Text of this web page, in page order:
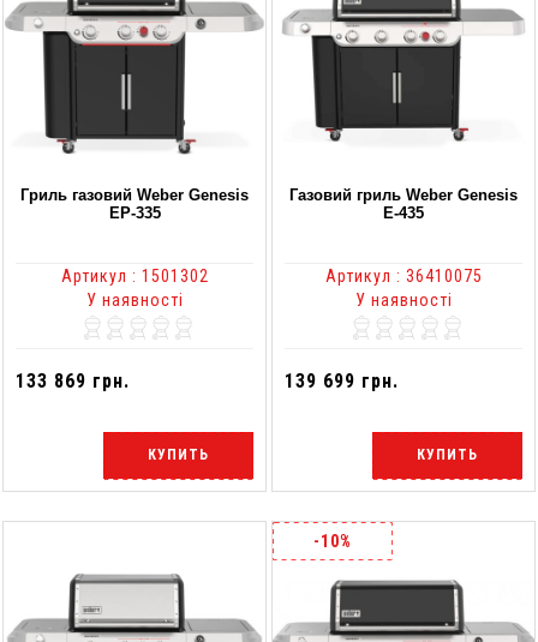
Гриль газовий Weber Genesis
EP-335
Артикул : 1501302
У наявності
133 869 грн.
КУПИТЬ
Газовий гриль Weber Genesis
E-435
Артикул : 36410075
У наявності
139 699 грн.
КУПИТЬ
-10%